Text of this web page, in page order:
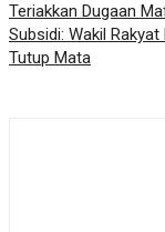
Teriakkan Dugaan
Subsidi: Wakil Rakyat
Tutup Mata